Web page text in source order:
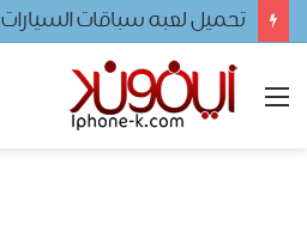
تحميل لعبه سباقات السيارات
القائمة